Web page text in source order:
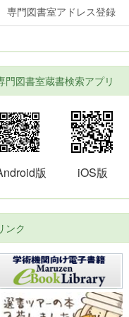
専門図書室アドレス登録
門図書室蔵書検索アプリ
版 iOS版
ンク